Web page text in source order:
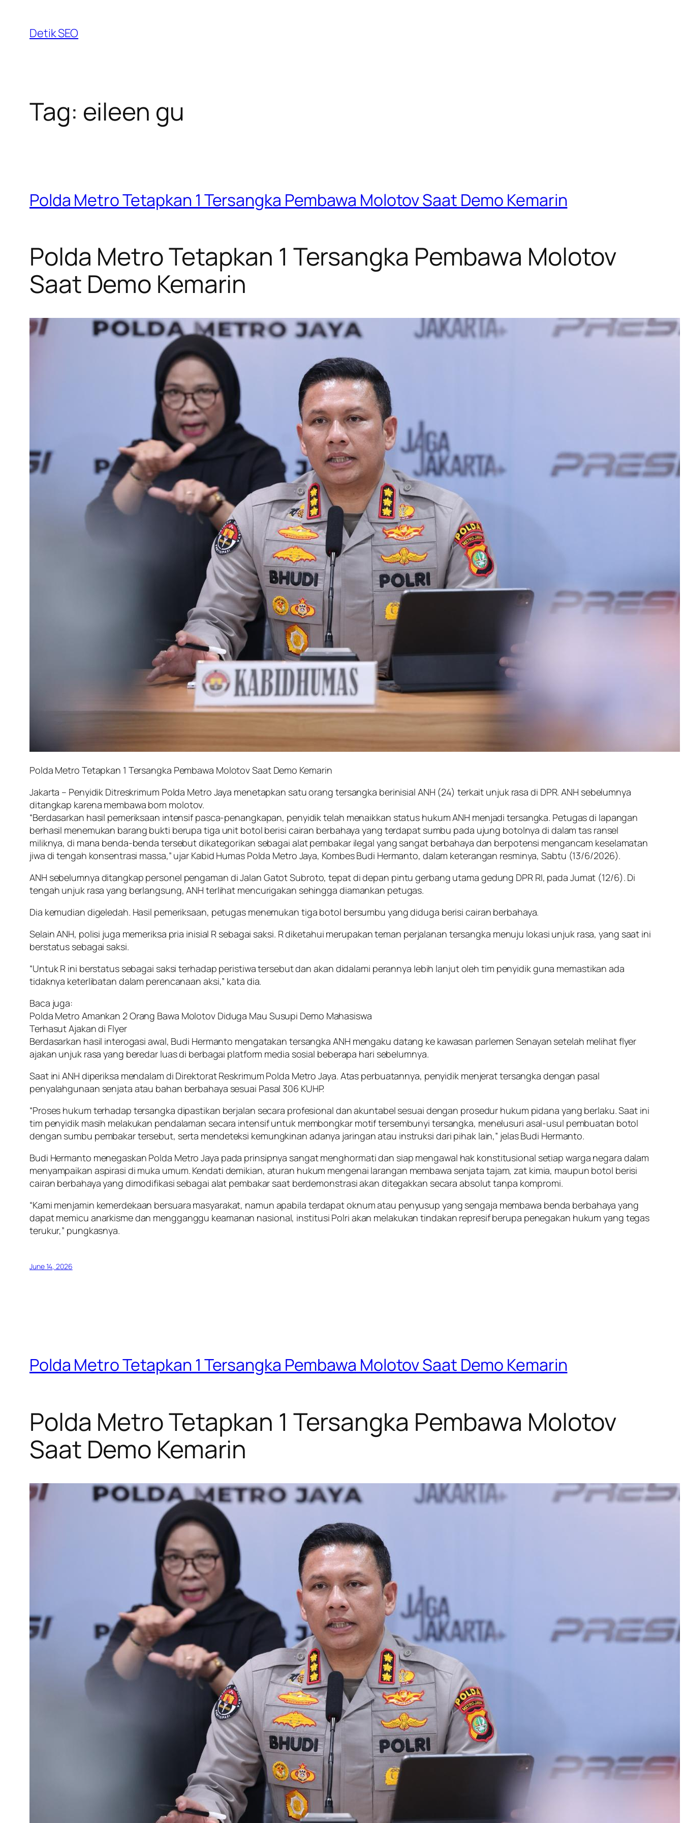
content
Detik SEO
Tag: eileen gu
Polda Metro Tetapkan 1 Tersangka Pembawa Molotov Saat Demo Kemarin
Polda Metro Tetapkan 1 Tersangka Pembawa Molotov
Saat Demo Kemarin
Polda Metro Tetapkan 1 Tersangka Pembawa Molotov Saat Demo Kemarin
Jakarta – Penyidik Ditreskrimum Polda Metro Jaya menetapkan satu orang tersangka berinisial ANH (24) terkait unjuk rasa di DPR. ANH sebelumnya
ditangkap karena membawa bom molotov.
“Berdasarkan hasil pemeriksaan intensif pasca-penangkapan, penyidik telah menaikkan status hukum ANH menjadi tersangka. Petugas di lapangan
berhasil menemukan barang bukti berupa tiga unit botol berisi cairan berbahaya yang terdapat sumbu pada ujung botolnya di dalam tas ransel
miliknya, di mana benda-benda tersebut dikategorikan sebagai alat pembakar ilegal yang sangat berbahaya dan berpotensi mengancam keselamatan
jiwa di tengah konsentrasi massa,” ujar Kabid Humas Polda Metro Jaya, Kombes Budi Hermanto, dalam keterangan resminya, Sabtu (13/6/2026).
ANH sebelumnya ditangkap personel pengaman di Jalan Gatot Subroto, tepat di depan pintu gerbang utama gedung DPR RI, pada Jumat (12/6). Di
tengah unjuk rasa yang berlangsung, ANH terlihat mencurigakan sehingga diamankan petugas.
Dia kemudian digeledah. Hasil pemeriksaan, petugas menemukan tiga botol bersumbu yang diduga berisi cairan berbahaya.
Selain ANH, polisi juga memeriksa pria inisial R sebagai saksi. R diketahui merupakan teman perjalanan tersangka menuju lokasi unjuk rasa, yang saat ini
berstatus sebagai saksi.
“Untuk R ini berstatus sebagai saksi terhadap peristiwa tersebut dan akan didalami perannya lebih lanjut oleh tim penyidik guna memastikan ada
tidaknya keterlibatan dalam perencanaan aksi,” kata dia.
Baca juga:
Polda Metro Amankan 2 Orang Bawa Molotov Diduga Mau Susupi Demo Mahasiswa
Terhasut Ajakan di Flyer
Berdasarkan hasil interogasi awal, Budi Hermanto mengatakan tersangka ANH mengaku datang ke kawasan parlemen Senayan setelah melihat flyer
ajakan unjuk rasa yang beredar luas di berbagai platform media sosial beberapa hari sebelumnya.
Saat ini ANH diperiksa mendalam di Direktorat Reskrimum Polda Metro Jaya. Atas perbuatannya, penyidik menjerat tersangka dengan pasal
penyalahgunaan senjata atau bahan berbahaya sesuai Pasal 306 KUHP.
“Proses hukum terhadap tersangka dipastikan berjalan secara profesional dan akuntabel sesuai dengan prosedur hukum pidana yang berlaku. Saat ini
tim penyidik masih melakukan pendalaman secara intensif untuk membongkar motif tersembunyi tersangka, menelusuri asal-usul pembuatan botol
dengan sumbu pembakar tersebut, serta mendeteksi kemungkinan adanya jaringan atau instruksi dari pihak lain,” jelas Budi Hermanto.
Budi Hermanto menegaskan Polda Metro Jaya pada prinsipnya sangat menghormati dan siap mengawal hak konstitusional setiap warga negara dalam
menyampaikan aspirasi di muka umum. Kendati demikian, aturan hukum mengenai larangan membawa senjata tajam, zat kimia, maupun botol berisi
cairan berbahaya yang dimodifikasi sebagai alat pembakar saat berdemonstrasi akan ditegakkan secara absolut tanpa kompromi.
“Kami menjamin kemerdekaan bersuara masyarakat, namun apabila terdapat oknum atau penyusup yang sengaja membawa benda berbahaya yang
dapat memicu anarkisme dan mengganggu keamanan nasional, institusi Polri akan melakukan tindakan represif berupa penegakan hukum yang tegas
terukur,” pungkasnya.
June 14, 2026
Polda Metro Tetapkan 1 Tersangka Pembawa Molotov Saat Demo Kemarin
Polda Metro Tetapkan 1 Tersangka Pembawa Molotov
Saat Demo Kemarin